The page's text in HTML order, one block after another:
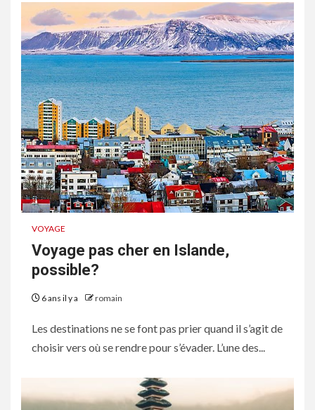
VOYAGE
Voyage pas cher en Islande,
possible?
6 ans il y a romain
Les destinations ne se font pas prier quand il s’agit de
choisir vers où se rendre pour s’évader. L’une des...